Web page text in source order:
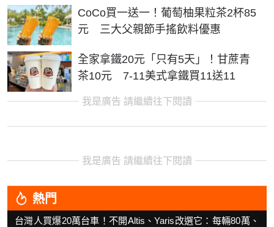
CoCo買一送一！葡萄柚果粒茶2杯85
元 三大父親節手搖飲料優惠
全家拿鐵20元「只有5天」！甘蔗青
茶10元 7-11美式拿鐵買11送11
我是廣告 請繼續往下閱讀
我是廣告 請繼續往下閱讀
熱門
台灣人買爆20萬台車！不開Altis、Yaris改選它：每輛80萬、